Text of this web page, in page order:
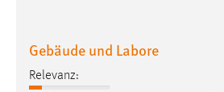
Gebäude und Labore
Relevanz: